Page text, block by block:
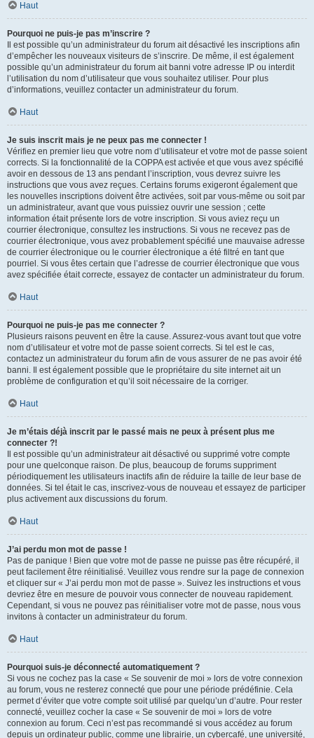
Haut
Pourquoi ne puis-je pas m’inscrire ?
Il est possible qu’un administrateur du forum ait désactivé les inscriptions afin
d’empêcher les nouveaux visiteurs de s’inscrire. De même, il est également
possible qu’un administrateur du forum ait banni votre adresse IP ou interdit
l’utilisation du nom d’utilisateur que vous souhaitez utiliser. Pour plus
d’informations, veuillez contacter un administrateur du forum.
Haut
Je suis inscrit mais je ne peux pas me connecter !
Vérifiez en premier lieu que votre nom d’utilisateur et votre mot de passe soient
corrects. Si la fonctionnalité de la COPPA est activée et que vous avez spécifié
avoir en dessous de 13 ans pendant l’inscription, vous devrez suivre les
instructions que vous avez reçues. Certains forums exigeront également que
les nouvelles inscriptions doivent être activées, soit par vous-même ou soit par
un administrateur, avant que vous puissiez ouvrir une session ; cette
information était présente lors de votre inscription. Si vous aviez reçu un
courrier électronique, consultez les instructions. Si vous ne recevez pas de
courrier électronique, vous avez probablement spécifié une mauvaise adresse
de courrier électronique ou le courrier électronique a été filtré en tant que
pourriel. Si vous êtes certain que l’adresse de courrier électronique que vous
avez spécifiée était correcte, essayez de contacter un administrateur du forum.
Haut
Pourquoi ne puis-je pas me connecter ?
Plusieurs raisons peuvent en être la cause. Assurez-vous avant tout que votre
nom d’utilisateur et votre mot de passe soient corrects. Si tel est le cas,
contactez un administrateur du forum afin de vous assurer de ne pas avoir été
banni. Il est également possible que le propriétaire du site internet ait un
problème de configuration et qu’il soit nécessaire de la corriger.
Haut
Je m’étais déjà inscrit par le passé mais ne peux à présent plus me
connecter ?!
Il est possible qu’un administrateur ait désactivé ou supprimé votre compte
pour une quelconque raison. De plus, beaucoup de forums suppriment
périodiquement les utilisateurs inactifs afin de réduire la taille de leur base de
données. Si tel était le cas, inscrivez-vous de nouveau et essayez de participer
plus activement aux discussions du forum.
Haut
J’ai perdu mon mot de passe !
Pas de panique ! Bien que votre mot de passe ne puisse pas être récupéré, il
peut facilement être réinitialisé. Veuillez vous rendre sur la page de connexion
et cliquer sur « J’ai perdu mon mot de passe ». Suivez les instructions et vous
devriez être en mesure de pouvoir vous connecter de nouveau rapidement.
Cependant, si vous ne pouvez pas réinitialiser votre mot de passe, nous vous
invitons à contacter un administrateur du forum.
Haut
Pourquoi suis-je déconnecté automatiquement ?
Si vous ne cochez pas la case « Se souvenir de moi » lors de votre connexion
au forum, vous ne resterez connecté que pour une période prédéfinie. Cela
permet d’éviter que votre compte soit utilisé par quelqu’un d’autre. Pour rester
connecté, veuillez cocher la case « Se souvenir de moi » lors de votre
connexion au forum. Ceci n’est pas recommandé si vous accédez au forum
depuis un ordinateur public, comme une librairie, un cybercafé, une université,